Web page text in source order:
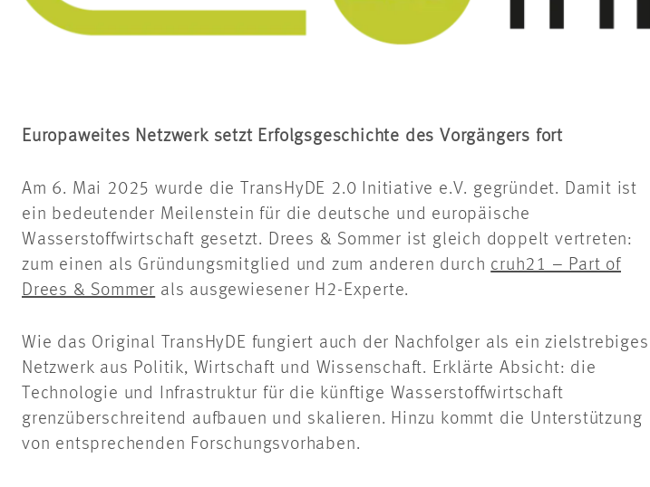
Europaweites Netzwerk setzt Erfolgsgeschichte des Vorgängers fort
Am 6. Mai 2025 wurde die TransHyDE 2.0 Initiative e.V. gegründet. Damit ist
ein bedeutender Meilenstein für die deutsche und europäische
Wasserstoffwirtschaft gesetzt. Drees & Sommer ist gleich doppelt vertreten:
zum einen als Gründungsmitglied und zum anderen durch cruh21 – Part of
Drees & Sommer als ausgewiesener H2-Experte.
Wie das Original TransHyDE fungiert auch der Nachfolger als ein zielstrebiges
Netzwerk aus Politik, Wirtschaft und Wissenschaft. Erklärte Absicht: die
Technologie und Infrastruktur für die künftige Wasserstoffwirtschaft
grenzüberschreitend aufbauen und skalieren. Hinzu kommt die Unterstützung
von entsprechenden Forschungsvorhaben.